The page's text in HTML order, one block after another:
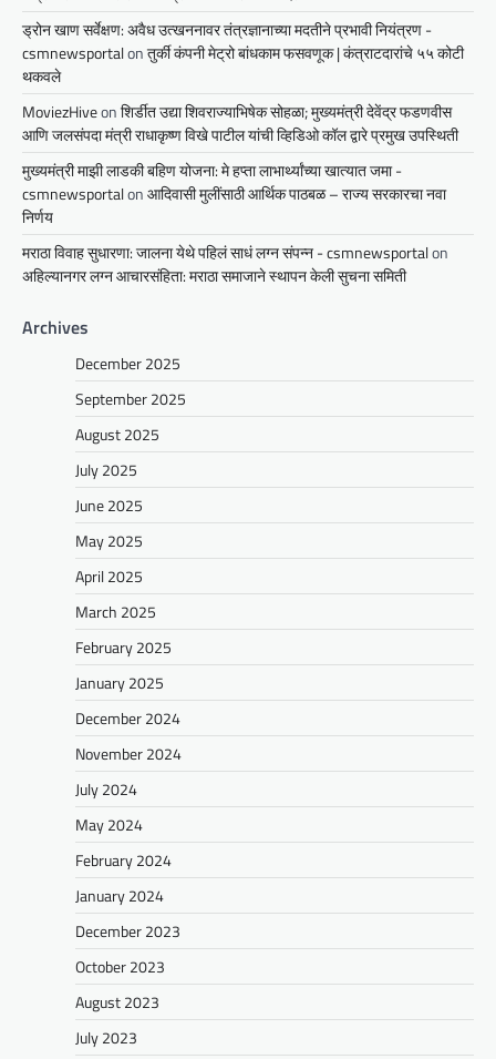
ड्रोन खाण सर्वेक्षण: अवैध उत्खननावर तंत्रज्ञानाच्या मदतीने प्रभावी नियंत्रण -
csmnewsportalonतुर्की कंपनी मेट्रो बांधकाम फसवणूक | कंत्राटदारांचे ५५ कोटी
थकवले
MoviezHiveonशिर्डीत उद्या शिवराज्याभिषेक सोहळा; मुख्यमंत्री देवेंद्र फडणवीस
आणि जलसंपदा मंत्री राधाकृष्ण विखे पाटील यांची व्हिडिओ कॉल द्वारे प्रमुख उपस्थिती
मुख्यमंत्री माझी लाडकी बहिण योजना: मे हप्ता लाभार्थ्यांच्या खात्यात जमा -
csmnewsportalonआदिवासी मुलींसाठी आर्थिक पाठबळ – राज्य सरकारचा नवा
निर्णय
मराठा विवाह सुधारणा: जालना येथे पहिलं साधं लग्न संपन्न - csmnewsportalon
अहिल्यानगर लग्न आचारसंहिता: मराठा समाजाने स्थापन केली सुचना समिती
Archives
December 2025
September 2025
August 2025
July 2025
June 2025
May 2025
April 2025
March 2025
February 2025
January 2025
December 2024
November 2024
July 2024
May 2024
February 2024
January 2024
December 2023
October 2023
August 2023
July 2023